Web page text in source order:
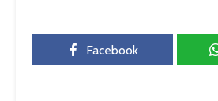
Facebook